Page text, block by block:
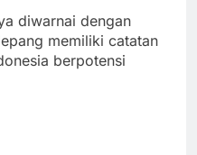
diwarnai dengan
memiliki catatan
berpotensi